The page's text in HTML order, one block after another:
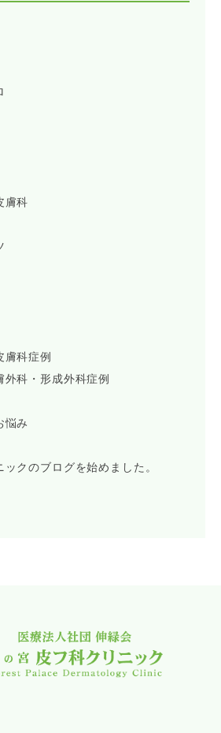
膚科
膚科症例
科・形成外科症例
悩み
クのブログを始めました。